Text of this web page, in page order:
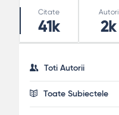
Stats
Citate
41k
Autori
2k
Toti Autorii
Toate Subiectele